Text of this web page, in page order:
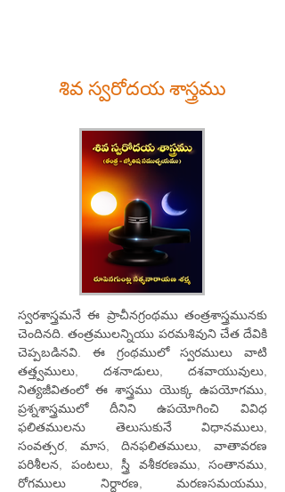
శివ స్వరోదయ శాస్త్రము
స్వరశాస్త్రమనే ఈ ప్రాచీనగ్రంథము తంత్రశాస్త్రమునకు
చెందినది. తంత్రములన్నియు పరమశివుని చేత దేవికి
చెప్పబడినవి. ఈ గ్రంథములో స్వరములు వాటి
తత్త్వములు, దశనాడులు, దశవాయువులు,
నిత్యజీవితంలో ఈ శాస్త్రము యొక్క ఉపయోగము,
ప్రశ్నశాస్త్రములో దీనిని ఉపయోగించి వివిధ
ఫలితములను తెలుసుకునే విధానములు,
సంవత్సర, మాస, దినఫలితములు, వాతావరణ
పరిశీలన, పంటలు, స్త్రీ వశీకరణము, సంతానము,
రోగములు నిర్ధారణ, మరణసమయము,